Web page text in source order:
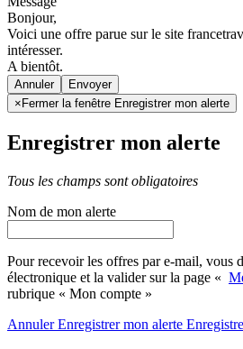
Bonjour,
Voici une offre parue sur le site
intéresser.
A bientôt.
Annuler
× Fermer la fenêtre Enregistrer mon alerte
Enregistrer mon alerte
Tous les champs sont obligatoires
Nom de mon alerte
Pour recevoir les offres par e-mail, vous
électronique et la valider sur la page «
rubrique « Mon compte »
AnnulerEnregistrer mon alerte